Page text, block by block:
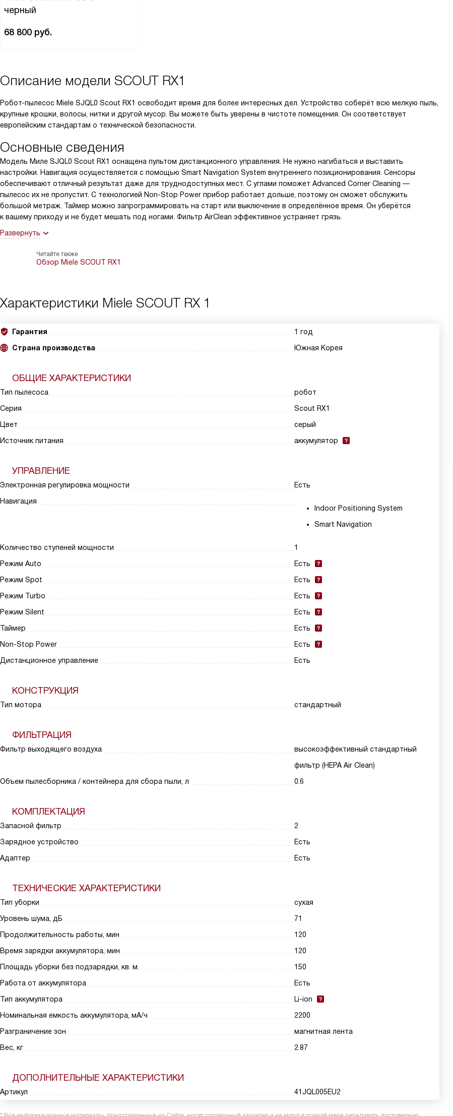
черный
68 800 руб.
Описание модели SCOUT RX1
Робот-пылесос Miele SJQL0 Scout RX1 освободит время для более интересных дел. Устройство соберёт всю мелкую пыль,
крупные крошки, волосы, нитки и другой мусор. Вы можете быть уверены в чистоте помещения. Он соответствует
европейским стандартам о технической безопасности.
Основные сведения
Модель Миле SJQL0 Scout RX1 оснащена пультом дистанционного управления. Не нужно нагибаться и выставить
настройки. Навигация осуществляется с помощью Smart Navigation System внутреннего позиционирования. Сенсоры
обеспечивают отличный результат даже для труднодоступных мест. С углами поможет Advanced Corner Cleaning —
пылесос их не пропустит. С технологией Non-Stop Power прибор работает дольше, поэтому он сможет обслужить
большой метраж. Таймер можно запрограммировать на старт или выключение в определённое время. Он уберётся
к вашему приходу и не будет мешать под ногами. Фильтр AirClean эффективное устраняет грязь.
Развернуть
Читайте также
Обзор Miele SCOUT RX1
Характеристики Miele SCOUT RX 1
Гарантия
1 год
Страна производства
Южная Корея
ОБЩИЕ ХАРАКТЕРИСТИКИ
Тип пылесоса
робот
Серия
Scout RX1
Цвет
серый
Источник питания
аккумулятор
УПРАВЛЕНИЕ
Электронная регулировка мощности
Есть
Навигация
Indoor Positioning System
Smart Navigation
Количество ступеней мощности
1
Режим Auto
Есть
Режим Spot
Есть
Режим Turbo
Есть
Режим Silent
Есть
Таймер
Есть
Non-Stop Power
Есть
Дистанционное управление
Есть
КОНСТРУКЦИЯ
Тип мотора стандартный
ФИЛЬТРАЦИЯ
Фильтр выходящего воздуха
высокоэффективный стандартный
фильтр (HEPA Air Clean)
Объем пылесборника / контейнера для сбора пыли, л
0.6
КОМПЛЕКТАЦИЯ
Запасной фильтр
2
Зарядное устройство
Есть
Адаптер
Есть
ТЕХНИЧЕСКИЕ ХАРАКТЕРИСТИКИ
Тип уборки
сухая
Уровень шума, дБ
71
Продолжительность работы, мин
120
Время зарядки аккумулятора, мин
120
Площадь уборки без подзарядки, кв. м.
150
Работа от аккумулятора
Есть
Тип аккумулятора
Li-ion
Номинальная емкость аккумулятора, мА/ч
2200
Разграничение зон
магнитная лента
Вес, кг
2.87
ДОПОЛНИТЕЛЬНЫЕ ХАРАКТЕРИСТИКИ
Артикул 41JQL005EU2